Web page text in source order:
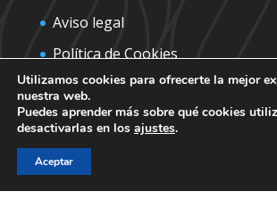
Aviso legal
Política de Cookies
Política de privacidad
Contáctanos para más información
Utilizamos cookies para ofrecerte la mejor
nuestra web.
Puedes aprender más sobre qué cookies
desactivarlas en los ajustes.
Aceptar